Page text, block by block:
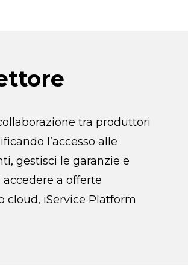
tra produttori
l’accesso alle
gestisci le garanzie e
a offerte
cloud, iService Platform